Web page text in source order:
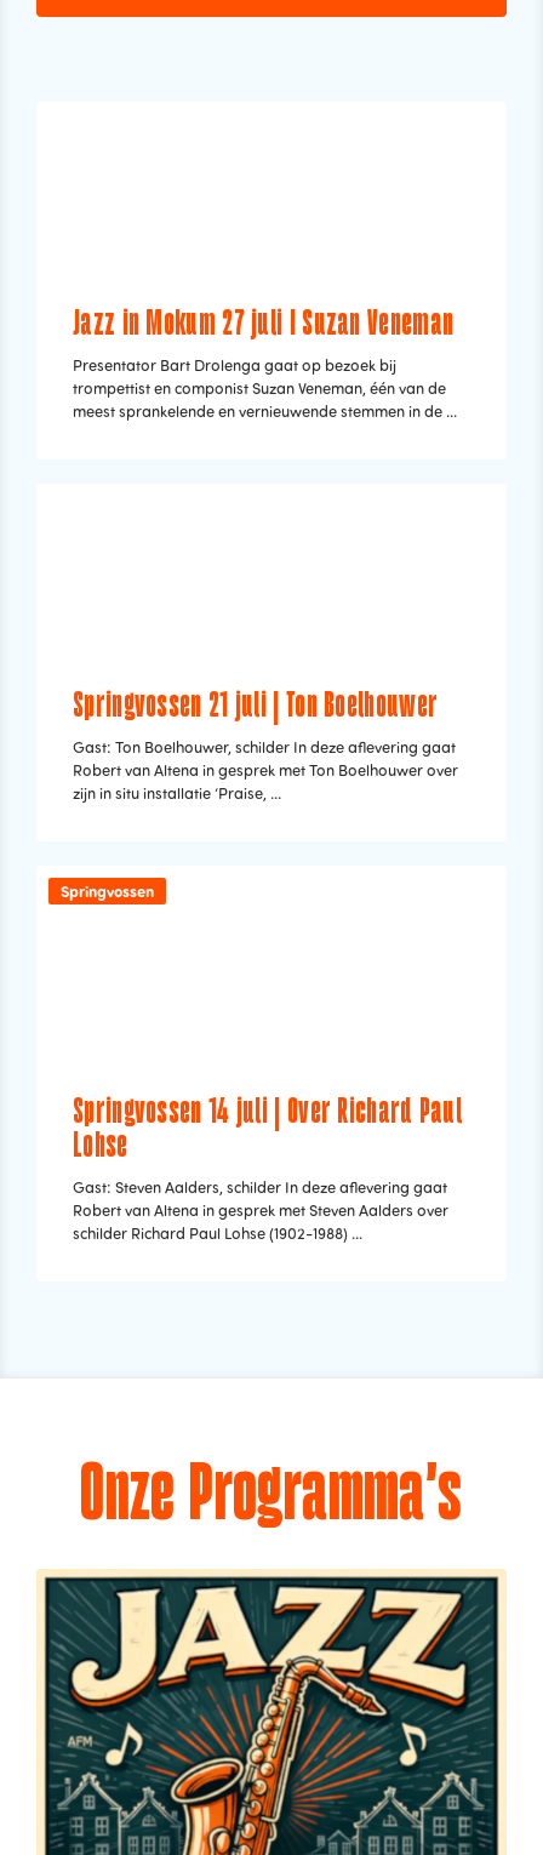
Jazz in Mokum 27 juli I Suzan Veneman
Presentator Bart Drolenga gaat op bezoek bij
trompettist en componist Suzan Veneman, één van de
meest sprankelende en vernieuwende stemmen in de ...
Springvossen 21 juli | Ton Boelhouwer
Gast: Ton Boelhouwer, schilder In deze aflevering gaat
Robert van Altena in gesprek met Ton Boelhouwer over
zijn in situ installatie ‘Praise, ...
Springvossen
Springvossen 14 juli | Over Richard Paul
Lohse
Gast: Steven Aalders, schilder In deze aflevering gaat
Robert van Altena in gesprek met Steven Aalders over
schilder Richard Paul Lohse (1902-1988) ...
Onze Programma's